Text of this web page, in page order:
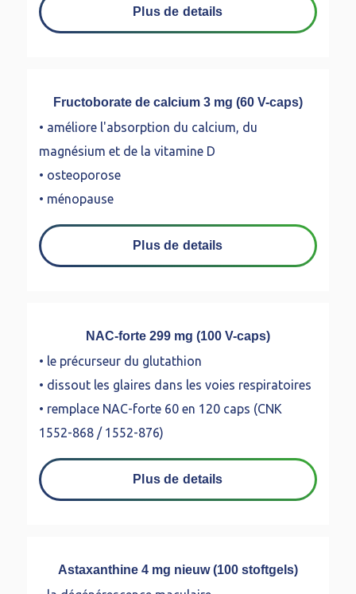
Plus de details
Fructoborate de calcium 3 mg (60 V-caps)
• améliore l'absorption du calcium, du
magnésium et de la vitamine D
• osteoporose
• ménopause
Plus de details
NAC-forte 299 mg (100 V-caps)
• le précurseur du glutathion
• dissout les glaires dans les voies respiratoires
• remplace NAC-forte 60 en 120 caps (CNK
1552-868 / 1552-876)
Plus de details
Astaxanthine 4 mg nieuw (100 stoftgels)